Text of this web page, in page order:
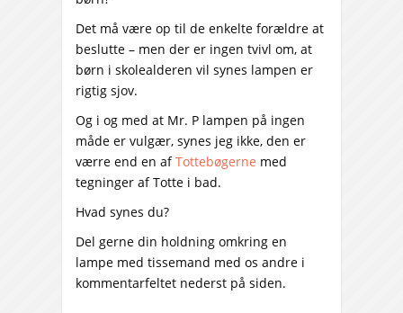
Det må være op til de enkelte forældre at
beslutte – men der er ingen tvivl om, at
børn i skolealderen vil synes lampen er
rigtig sjov.
Og i og med at Mr. P lampen på ingen
måde er vulgær, synes jeg ikke, den er
værre end en afTottebøgerne med
tegninger af Totte i bad.
Hvad synes du?
Del gerne din holdning omkring en
lampe med tissemand med os andre i
kommentarfeltet nederst på siden.